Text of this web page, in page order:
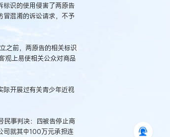
标识的使用侵害了两原告
冒混淆的诉讼请求，不予
之前，两原告的相关标识
观上易使相关公众对商品
际开展过有关青少年近视
事判决：四被告停止商
司就其中100万元承担连